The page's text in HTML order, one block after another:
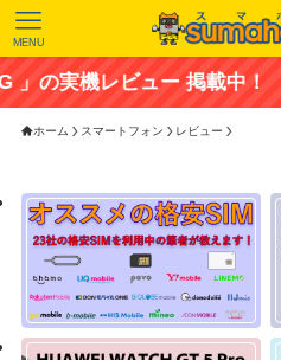
MENU
ュー 掲載中！
ホーム スマートフォン レビュー